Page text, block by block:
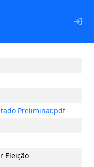
Preliminar.pdf
Eleição